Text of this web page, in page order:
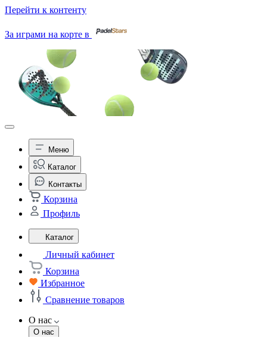
Перейти к контенту
За играми на корте в
Меню
Каталог
Контакты
Корзина
Профиль
Каталог
Личный кабинет
Корзина
Избранное
Сравнение товаров
О нас
О нас